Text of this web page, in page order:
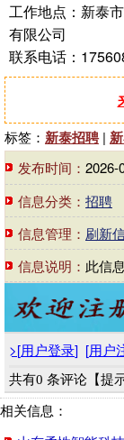
工作地点：新泰
有限公司
联系电话：
标签： 新泰招聘|
发布时间： 2026-
信息分类： 招聘
信息管理： 刷新
信息说明： 此信
>[用户登录] [用户
共有0 条评论【提
相关信息：